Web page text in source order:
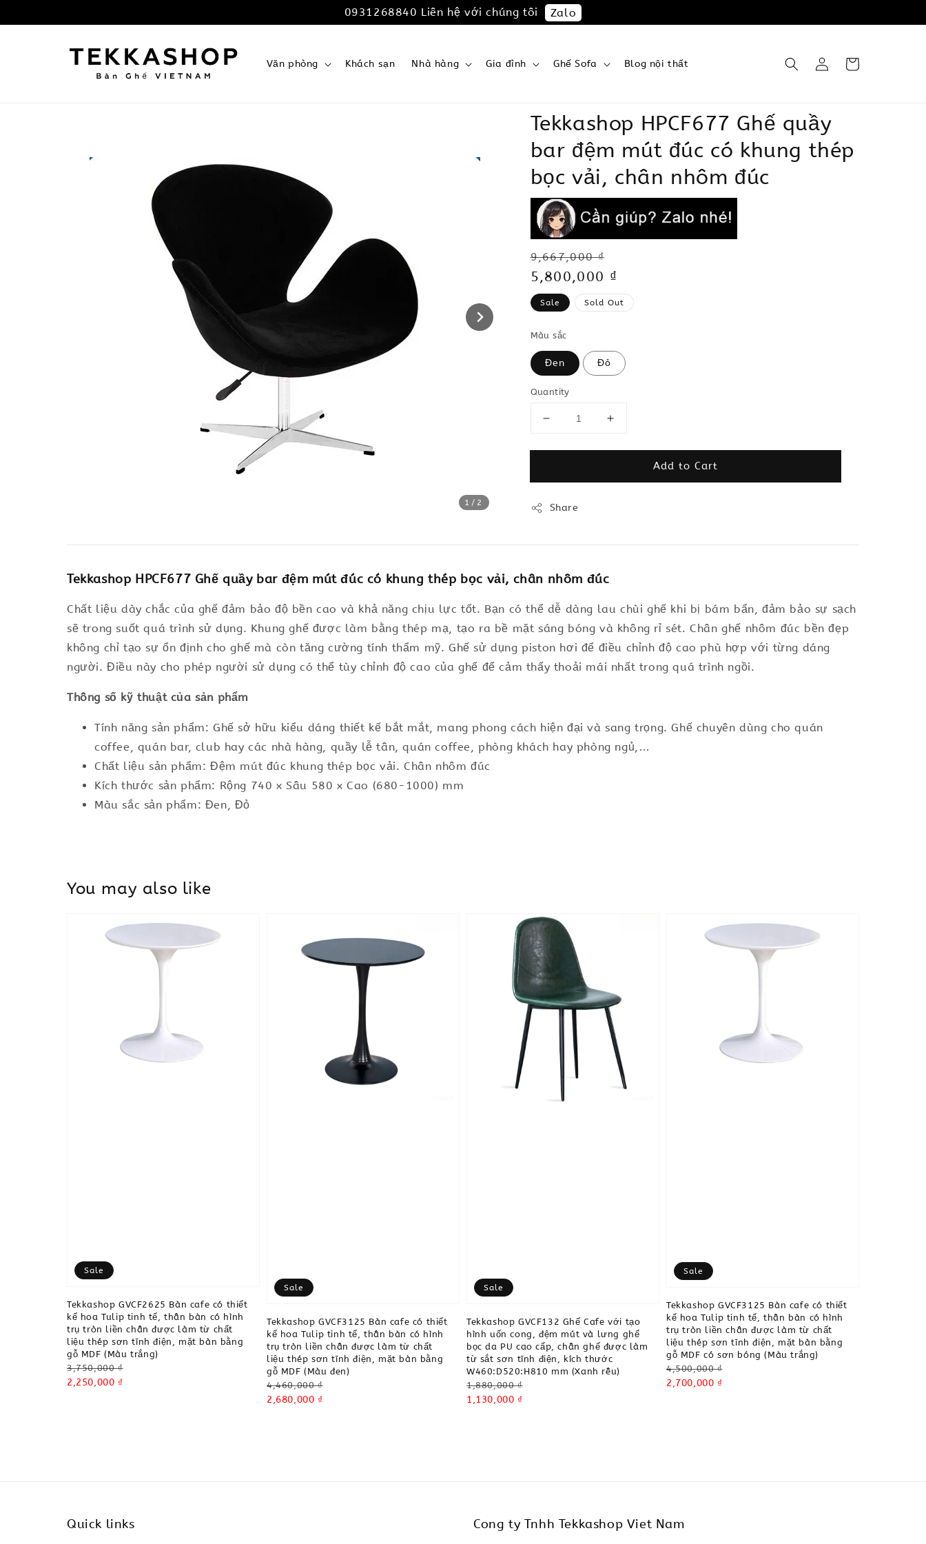
0931268840 Liên hệ với chúng tôi Zalo
Văn phòng Khách sạn Nhà hàng Gia đình Ghế Sofa Blog nội thất
1 /2
Tekkashop HPCF677 Ghế quầy
bar đệm mút đúc có khung thép
bọc vải, chân nhôm đúc
Regular
price
9,667,000 ₫
Sale
price
5,800,000 ₫
Sale Sold Out
Màu sắc
Đen Đỏ
Quantity
Add to Cart
Share
Tekkashop HPCF677 Ghế quầy bar đệm mút đúc có khung thép bọc vải, chân nhôm đúc
Chất liệu dày chắc của ghế đảm bảo độ bền cao và khả năng chịu lực tốt. Bạn có thể dễ dàng lau chùi ghế khi bị bám bẩn, đảm bảo sự sạch
sẽ trong suốt quá trình sử dụng. Khung ghế được làm bằng thép mạ, tạo ra bề mặt sáng bóng và không rỉ sét. Chân ghế nhôm đúc bền đẹp
không chỉ tạo sự ổn định cho ghế mà còn tăng cường tính thẩm mỹ. Ghế sử dụng piston hơi để điều chỉnh độ cao phù hợp với từng dáng
người. Điều này cho phép người sử dụng có thể tùy chỉnh độ cao của ghế để cảm thấy thoải mái nhất trong quá trình ngồi.
Thông số kỹ thuật của sản phẩm
Tính năng sản phẩm: Ghế sở hữu kiểu dáng thiết kế bắt mắt, mang phong cách hiện đại và sang trọng. Ghế chuyên dùng cho quán
coffee, quán bar, club hay các nhà hàng, quầy lễ tân, quán coffee, phòng khách hay phòng ngủ,…
Chất liệu sản phẩm: Đệm mút đúc khung thép bọc vải. Chân nhôm đúc
Kích thước sản phẩm: Rộng 740 x Sâu 580 x Cao (680-1000) mm
Màu sắc sản phẩm: Đen, Đỏ
You may also like
Sale
Tekkashop GVCF2625 Bàn cafe có thiết
kế hoa Tulip tinh tế, thân bàn có hình
trụ tròn liền chân được làm từ chất
liệu thép sơn tĩnh điện, mặt bàn bằng
gỗ MDF (Màu trắng)
Regular
price
3,750,000 ₫
Sale
2,250,000 ₫
Sale
Tekkashop GVCF3125 Bàn cafe có thiết
kế hoa Tulip tinh tế, thân bàn có hình
trụ tròn liền chân được làm từ chất
liệu thép sơn tĩnh điện, mặt bàn bằng
gỗ MDF (Màu đen)
Regular
price
4,460,000 ₫
Sale
2,680,000 ₫
Sale
Tekkashop GVCF132 Ghế Cafe với tạo
hình uốn cong, đệm mút và lưng ghế
bọc da PU cao cấp, chân ghế được làm
từ sắt sơn tĩnh điện, kích thước
W460:D520:H810 mm (Xanh rêu)
Regular
price
1,880,000 ₫
Sale
1,130,000 ₫
Sale
Tekkashop GVCF3125 Bàn cafe có thiết
kế hoa Tulip tinh tế, thân bàn có hình
trụ tròn liền chân được làm từ chất
liệu thép sơn tĩnh điện, mặt bàn bằng
gỗ MDF có sơn bóng (Màu trắng)
Regular
price
4,500,000 ₫
Sale
2,700,000 ₫
Quick links Cong ty Tnhh Tekkashop Viet Nam